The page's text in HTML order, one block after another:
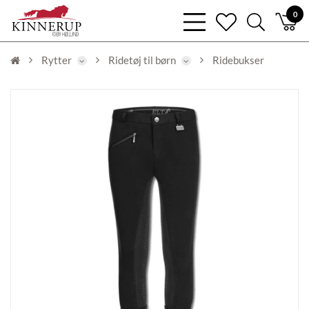
0
bars
light
heart
search
light
Rytter Ridetøj til børn Ridebukser